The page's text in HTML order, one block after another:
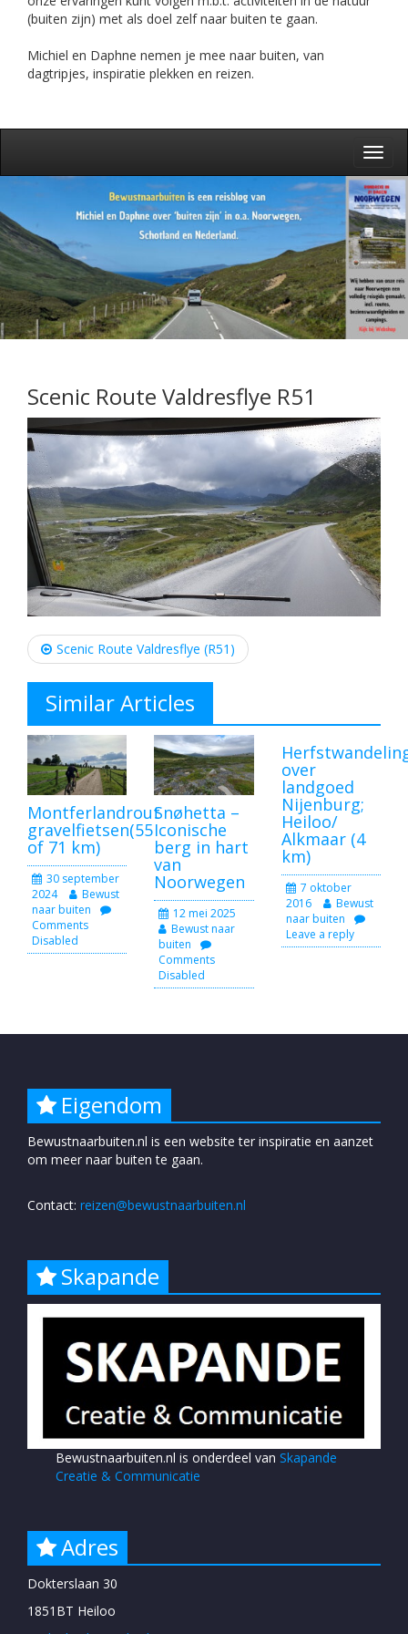
(buiten zijn) met als doel zelf naar buiten te gaan.
Michiel en Daphne nemen je mee naar buiten, van
dagtripjes, inspiratie plekken en reizen.
Scenic Route Valdresflye R51
Post
navigation
Scenic Route Valdresflye (R51)
Similar Articles
Montferlandrout
gravelfietsen(55
of 71 km)
30 september
2024
Bewust
naar buiten
Comments
Disabled
Snøhetta –
Iconische
berg in hart
van
Noorwegen
12 mei 2025
Bewust naar
buiten
Comments
Disabled
over
landgoed
Nijenburg;
Heiloo/
Alkmaar (4
km)
7 oktober
2016
Bewust
naar buiten
Leave a reply
Eigendom
Bewustnaarbuiten.nl is een website ter inspiratie en aanzet
om meer naar buiten te gaan.
Contact: reizen@bewustnaarbuiten.nl
Skapande
Bewustnaarbuiten.nl is onderdeel vanSkapande
Creatie & Communicatie
Adres
Dokterslaan 30
1851BT Heiloo